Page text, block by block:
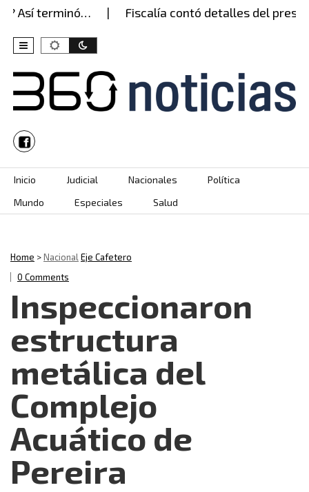
terminó… Fiscalía contó detalles del presunto
Skip to content
Inicio Judicial Nacionales
Política
Mundo
Especiales Salud
Home >NacionalEje Cafetero
0 Comments
Inspeccionaron
estructura
metálica del
Complejo
Acuático de
Pereira